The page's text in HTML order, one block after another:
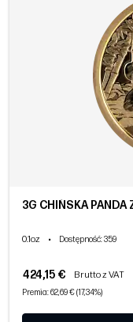
3G CHIŃSKA PANDA
0.1oz • Dostępność: 359
424,15 € Brutto z VAT
Premia: 62,69 € (17,34%)